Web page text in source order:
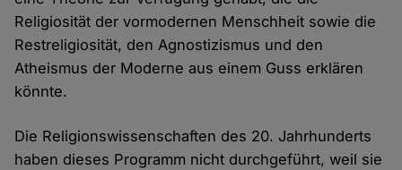
Religiosität der vormodernen Menschheit sowie die
Restreligiosität, den Agnostizismus und den
Atheismus der Moderne aus einem Guss erklären
könnte.
Die Religionswissenschaften des 20. Jahrhunderts
haben dieses Programm nicht durchgeführt, weil sie